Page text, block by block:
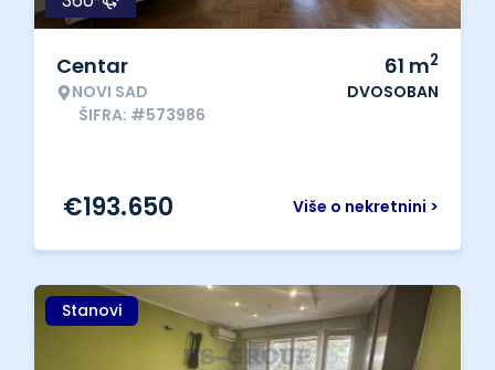
Centar
NOVI SAD
ŠIFRA: #573986
61 m2
DVOSOBAN
Više o nekretnini >
€193.650
Stanovi